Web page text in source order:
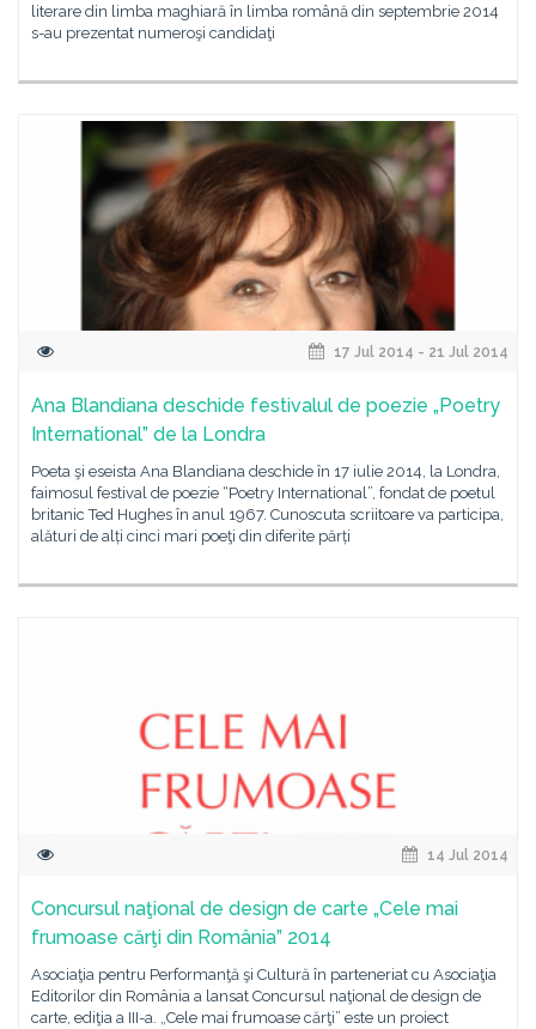
literare din limba maghiară în limba română din septembrie 2014
s-au prezentat numeroşi candidaţi
17 Jul 2014 - 21 Jul 2014
Ana Blandiana deschide festivalul de poezie „Poetry
International” de la Londra
Poeta şi eseista Ana Blandiana deschide în 17 iulie 2014, la Londra,
faimosul festival de poezie “Poetry International”, fondat de poetul
britanic Ted Hughes în anul 1967. Cunoscuta scriitoare va participa,
alături de alți cinci mari poeţi din diferite părți
14 Jul 2014
Concursul naţional de design de carte „Cele mai
frumoase cărţi din România” 2014
Asociaţia pentru Performanţă şi Cultură în parteneriat cu Asociaţia
Editorilor din România a lansat Concursul naţional de design de
carte, ediţia a III-a. „Cele mai frumoase cărţi” este un proiect